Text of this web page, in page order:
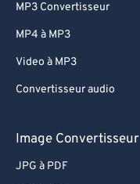
MP3 Convertisseur
MP4 à MP3
Video à MP3
Convertisseur audio
Image Convertisseur
JPG à PDF